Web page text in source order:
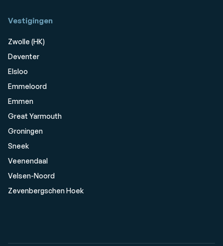
Vestigingen
Zwolle (HK)
Deventer
Elsloo
Emmeloord
Emmen
Great Yarmouth
Groningen
Sneek
Veenendaal
Velsen-Noord
Zevenbergschen Hoek